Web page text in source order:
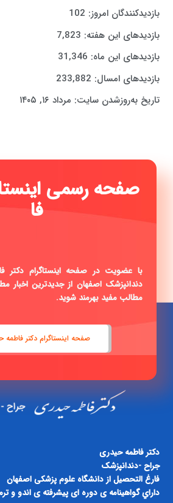
بازدیدکنندگان امروز: 102
بازدیدهای این هفته: 7,823
بازدیدهای این ماه: 31,346
بازدیدهای امسال: 233,882
تاریخ به‌روزشدن سایت: مرداد ۱۶, ۱۴۰۵
صفحه رسمی
فاطمه
با عضویت در صفحه اینستاگرام دکتر
دندانپزشک اصفهان از جدیدترین اخبار
مطالب مفید بهرمند شوید.
صفحه اینستاگرام دکتر فاطمه
دكتر فاطمه حيدری
جراح -دندانپزشک
فارغ التحصيل از دانشگاه علوم پزشكی اصفهان
داراي گواهينامه ی دوره ای پيشرفته ی اندو و